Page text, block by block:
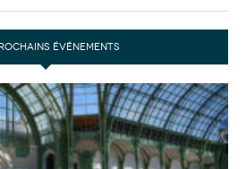
ÉVÉNEMENTS